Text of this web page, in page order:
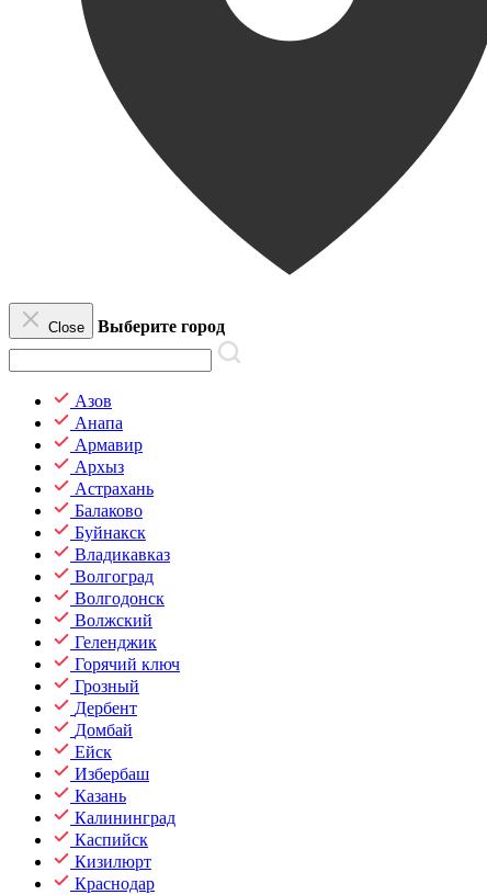
Close Выберите город
Азов
Анапа
Армавир
Архыз
Астрахань
Балаково
Буйнакск
Владикавказ
Волгоград
Волгодонск
Волжский
Геленджик
Горячий ключ
Грозный
Дербент
Домбай
Ейск
Избербаш
Казань
Калининград
Каспийск
Кизилюрт
Краснодар